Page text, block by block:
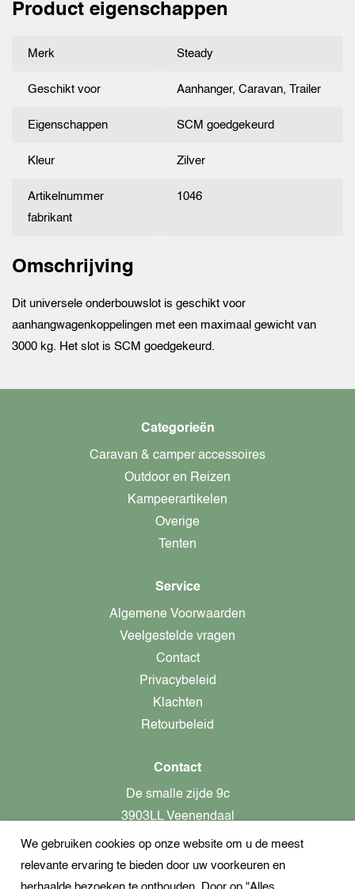
Product eigenschappen
Merk Steady
Geschikt voor Aanhanger, Caravan, Trailer
Eigenschappen SCM goedgekeurd
Kleur Zilver
Artikelnummer
fabrikant
1046
Omschrijving
Dit universele onderbouwslot is geschikt voor
aanhangwagenkoppelingen met een maximaal gewicht van
3000 kg. Het slot is SCM goedgekeurd.
Categorieën
Caravan & camper accessoires
Outdoor en Reizen
Kampeerartikelen
Overige
Tenten
Service
Algemene Voorwaarden
Veelgestelde vragen
Contact
Privacybeleid
Klachten
Retourbeleid
Contact
De smalle zijde 9c
3903LL Veenendaal
alleen op afspraak aanwezig!
KvK-nummer: 82366799
We gebruiken cookies op onze website om u de meest
relevante ervaring te bieden door uw voorkeuren en